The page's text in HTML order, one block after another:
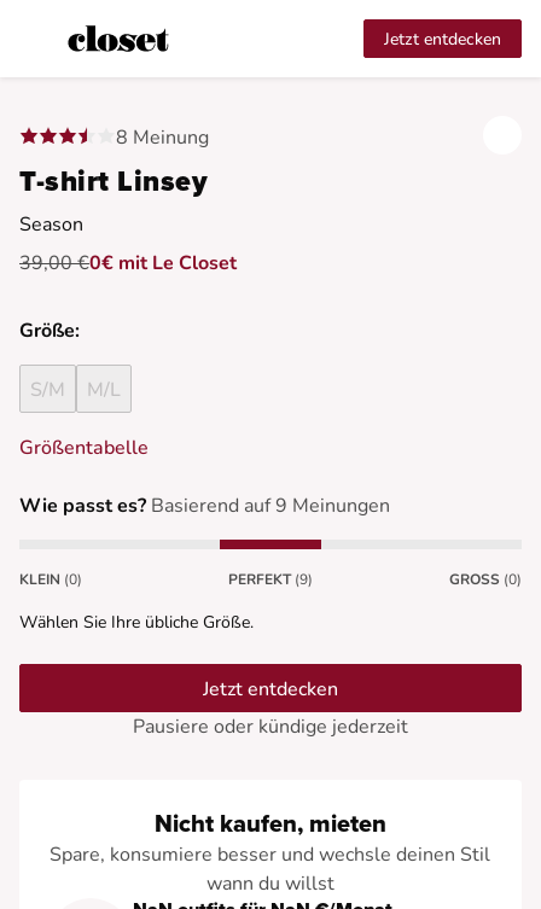
Jetzt entdecken
8 Meinung
T-shirt Linsey
Season
39,00 €0€ mit Le Closet
Größe:
S/M M/L
Größentabelle
Wie passt es? Basierend auf 9 Meinungen
KLEIN (0) PERFEKT (9) GROSS (0)
Wählen Sie Ihre übliche Größe.
Jetzt entdecken
Pausiere oder kündige jederzeit
Nicht kaufen, mieten
Spare, konsumiere besser und wechsle deinen Stil
wann du willst